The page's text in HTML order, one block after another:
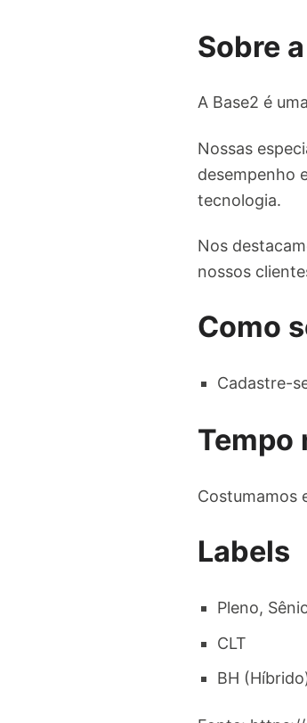
Sobre
A Base2 é
Nossas
desempenho
tecnologia.
Nos
nossos
Como
Cadastre-
Tempo
Costumamos
Labels
Pleno,
CLT
BH